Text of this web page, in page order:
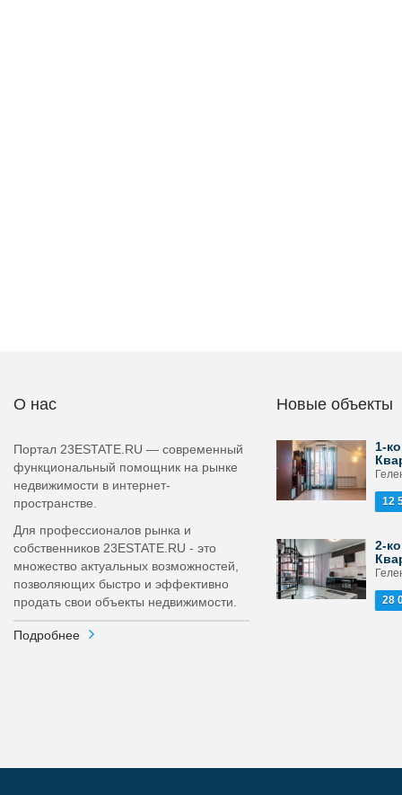
О нас
Портал 23ESTATE.RU — современный
функциональный помощник на рынке
недвижимости в интернет-
пространстве.
Для профессионалов рынка и
собственников 23ESTATE.RU - это
множество актуальных возможностей,
позволяющих быстро и эффективно
продать свои объекты недвижимости.
Подробнее
Новые объекты
1-
12
2-
28